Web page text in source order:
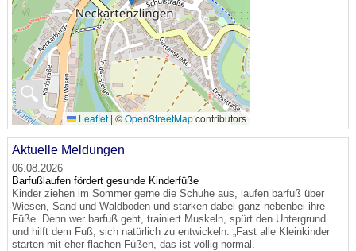
🔍
Leaflet | ©OpenStreetMapcontributors
Aktuelle Meldungen
06.08.2026
Barfußlaufen fördert gesunde Kinderfüße
Kinder ziehen im Sommer gerne die Schuhe aus, laufen barfuß über
Wiesen, Sand und Waldboden und stärken dabei ganz nebenbei ihre
Füße. Denn wer barfuß geht, trainiert Muskeln, spürt den Untergrund
und hilft dem Fuß, sich natürlich zu entwickeln. „Fast alle Kleinkinder
starten mit eher flachen Füßen, das ist völlig normal.